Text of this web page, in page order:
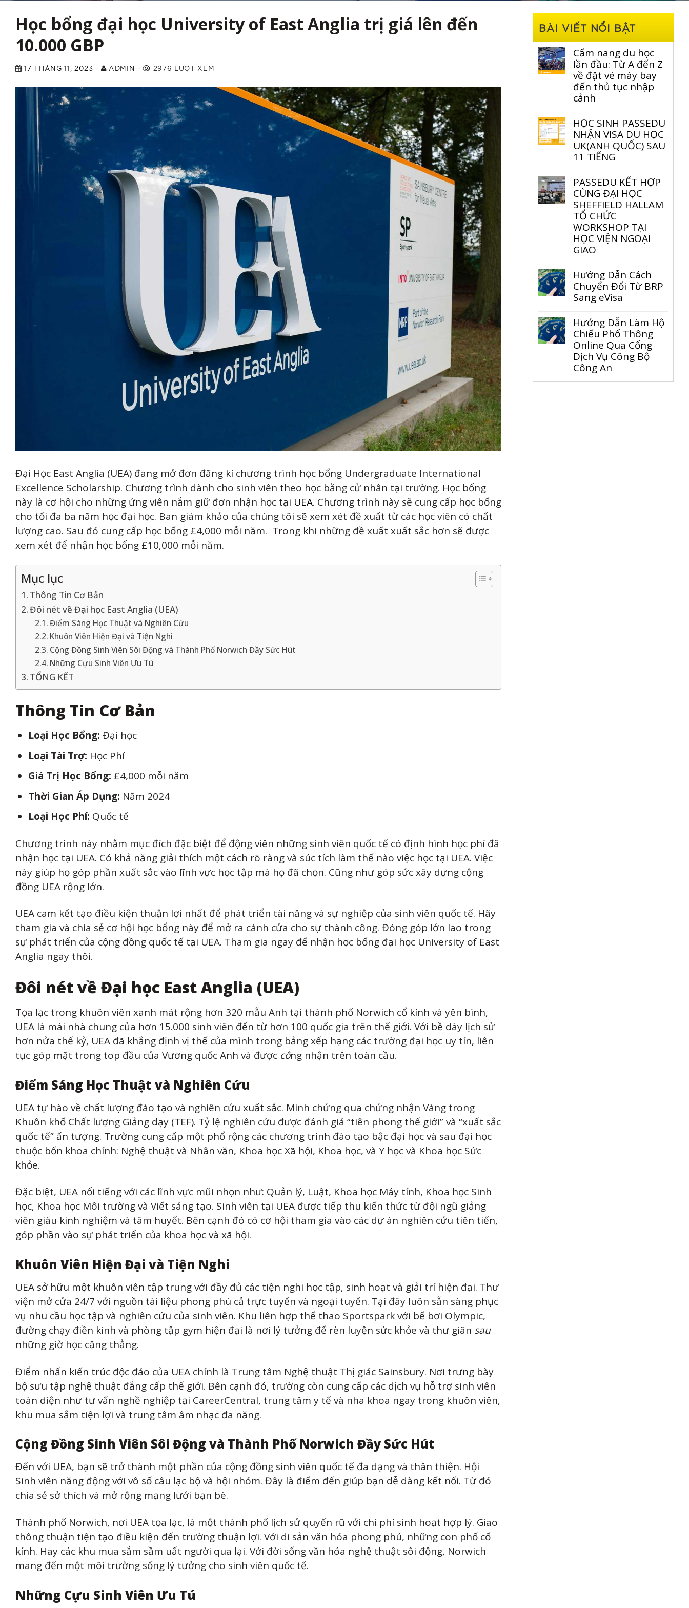
Học bổng đại học University of East Anglia trị giá lên đến
10.000 GBP
17 THÁNG 11, 2023 - ADMIN - 2976 LƯỢT XEM
Đại Học East Anglia (UEA) đang mở đơn đăng kí chương trình học bổng Undergraduate International
Excellence Scholarship. Chương trình dành cho sinh viên theo học bằng cử nhân tại trường. Học bổng
này là cơ hội cho những ứng viên nắm giữ đơn nhận học tại UEA. Chương trình này sẽ cung cấp học bổng
cho tối đa ba năm học đại học. Ban giám khảo của chúng tôi sẽ xem xét đề xuất từ các học viên có chất
lượng cao. Sau đó cung cấp học bổng £4,000 mỗi năm. Trong khi những đề xuất xuất sắc hơn sẽ được
xem xét để nhận học bổng £10,000 mỗi năm.
Mục lục
Thông Tin Cơ Bản
Đôi nét về Đại học East Anglia (UEA)
Điểm Sáng Học Thuật và Nghiên Cứu
Khuôn Viên Hiện Đại và Tiện Nghi
Cộng Đồng Sinh Viên Sôi Động và Thành Phố Norwich Đầy Sức Hút
Những Cựu Sinh Viên Ưu Tú
TỔNG KẾT
Thông Tin Cơ Bản
Loại Học Bổng: Đại học
Loại Tài Trợ: Học Phí
Giá Trị Học Bổng: £4,000 mỗi năm
Thời Gian Áp Dụng: Năm 2024
Loại Học Phí: Quốc tế
Chương trình này nhằm mục đích đặc biệt để động viên những sinh viên quốc tế có định hình học phí đã
nhận học tại UEA. Có khả năng giải thích một cách rõ ràng và súc tích làm thế nào việc học tại UEA. Việc
này giúp họ góp phần xuất sắc vào lĩnh vực học tập mà họ đã chọn. Cũng như góp sức xây dựng cộng
đồng UEA rộng lớn.
UEA cam kết tạo điều kiện thuận lợi nhất để phát triển tài năng và sự nghiệp của sinh viên quốc tế. Hãy
tham gia và chia sẻ cơ hội học bổng này để mở ra cánh cửa cho sự thành công. Đóng góp lớn lao trong
sự phát triển của cộng đồng quốc tế tại UEA. Tham gia ngay để nhận học bổng đại học University of East
Anglia ngay thôi.
Đôi nét về Đại học East Anglia (UEA)
Tọa lạc trong khuôn viên xanh mát rộng hơn 320 mẫu Anh tại thành phố Norwich cổ kính và yên bình,
UEA là mái nhà chung của hơn 15.000 sinh viên đến từ hơn 100 quốc gia trên thế giới. Với bề dày lịch sử
hơn nửa thế kỷ, UEA đã khẳng định vị thế của mình trong bảng xếp hạng các trường đại học uy tín, liên
tục góp mặt trong top đầu của Vương quốc Anh và được công nhận trên toàn cầu.
Điểm Sáng Học Thuật và Nghiên Cứu
UEA tự hào về chất lượng đào tạo và nghiên cứu xuất sắc. Minh chứng qua chứng nhận Vàng trong
Khuôn khổ Chất lượng Giảng dạy (TEF). Tỷ lệ nghiên cứu được đánh giá “tiên phong thế giới” và “xuất sắc
quốc tế” ấn tượng. Trường cung cấp một phổ rộng các chương trình đào tạo bậc đại học và sau đại học
thuộc bốn khoa chính: Nghệ thuật và Nhân văn, Khoa học Xã hội, Khoa học, và Y học và Khoa học Sức
khỏe.
Đặc biệt, UEA nổi tiếng với các lĩnh vực mũi nhọn như: Quản lý, Luật, Khoa học Máy tính, Khoa học Sinh
học, Khoa học Môi trường và Viết sáng tạo. Sinh viên tại UEA được tiếp thu kiến thức từ đội ngũ giảng
viên giàu kinh nghiệm và tâm huyết. Bên cạnh đó có cơ hội tham gia vào các dự án nghiên cứu tiên tiến,
góp phần vào sự phát triển của khoa học và xã hội.
Khuôn Viên Hiện Đại và Tiện Nghi
UEA sở hữu một khuôn viên tập trung với đầy đủ các tiện nghi học tập, sinh hoạt và giải trí hiện đại. Thư
viện mở cửa 24/7 với nguồn tài liệu phong phú cả trực tuyến và ngoại tuyến. Tại đây luôn sẵn sàng phục
vụ nhu cầu học tập và nghiên cứu của sinh viên. Khu liên hợp thể thao Sportspark với bể bơi Olympic,
đường chạy điền kinh và phòng tập gym hiện đại là nơi lý tưởng để rèn luyện sức khỏe và thư giãn sau
những giờ học căng thẳng.
Điểm nhấn kiến trúc độc đáo của UEA chính là Trung tâm Nghệ thuật Thị giác Sainsbury. Nơi trưng bày
bộ sưu tập nghệ thuật đẳng cấp thế giới. Bên cạnh đó, trường còn cung cấp các dịch vụ hỗ trợ sinh viên
toàn diện như tư vấn nghề nghiệp tại CareerCentral, trung tâm y tế và nha khoa ngay trong khuôn viên,
khu mua sắm tiện lợi và trung tâm âm nhạc đa năng.
Cộng Đồng Sinh Viên Sôi Động và Thành Phố Norwich Đầy Sức Hút
Đến với UEA, bạn sẽ trở thành một phần của cộng đồng sinh viên quốc tế đa dạng và thân thiện. Hội
Sinh viên năng động với vô số câu lạc bộ và hội nhóm. Đây là điểm đến giúp bạn dễ dàng kết nối. Từ đó
chia sẻ sở thích và mở rộng mạng lưới bạn bè.
Thành phố Norwich, nơi UEA tọa lạc, là một thành phố lịch sử quyến rũ với chi phí sinh hoạt hợp lý. Giao
thông thuận tiện tạo điều kiện đến trường thuận lợi. Với di sản văn hóa phong phú, những con phố cổ
kính. Hay các khu mua sắm sầm uất người qua lại. Với đời sống văn hóa nghệ thuật sôi động, Norwich
mang đến một môi trường sống lý tưởng cho sinh viên quốc tế.
Những Cựu Sinh Viên Ưu Tú
BÀI VIẾT NỔI BẬT
Cẩm nang du học
lần đầu: Từ A đến Z
về đặt vé máy bay
đến thủ tục nhập
cảnh
HỌC SINH PASSEDU
NHẬN VISA DU HỌC
UK(ANH QUỐC) SAU
11 TIẾNG
PASSEDU KẾT HỢP
CÙNG ĐẠI HỌC
SHEFFIELD HALLAM
TỔ CHỨC
WORKSHOP TẠI
HỌC VIỆN NGOẠI
GIAO
Hướng Dẫn Cách
Chuyển Đổi Từ BRP
Sang eVisa
Hướng Dẫn Làm Hộ
Chiếu Phổ Thông
Online Qua Cổng
Dịch Vụ Công Bộ
Công An